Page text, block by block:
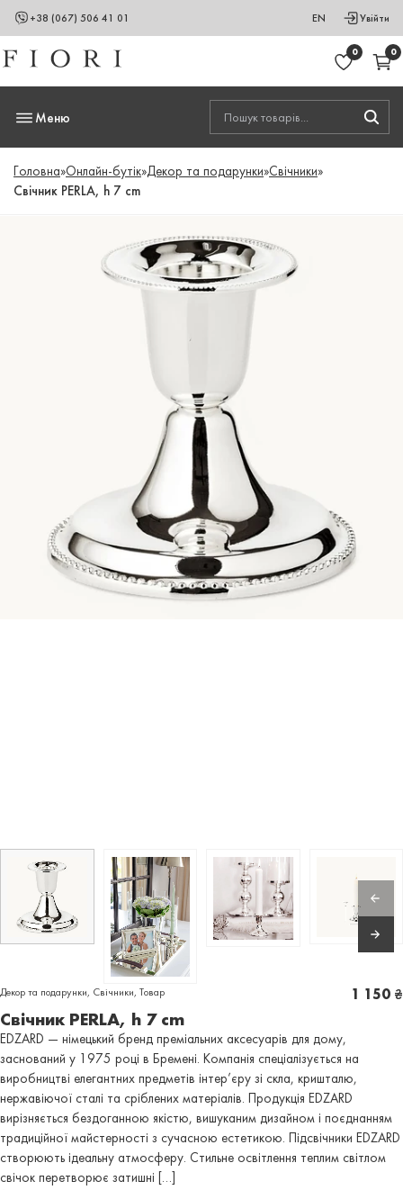
+38 (067) 506 41 01 EN Увійти
0 0
Меню
Головна»Онлайн-бутік»Декор та подарунки»Свічники»
Свічник PERLA, h 7 cm
Декор та подарунки, Свічники, Товар
Свічник PERLA, h 7 cm
1 150 ₴
EDZARD — німецький бренд преміальних аксесуарів для дому,
заснований у 1975 році в Бремені. Компанія спеціалізується на
виробництві елегантних предметів інтер’єру зі скла, кришталю,
нержавіючої сталі та сріблених матеріалів. Продукція EDZARD
вирізняється бездоганною якістю, вишуканим дизайном і поєднанням
традиційної майстерності з сучасною естетикою. Підсвічники EDZARD
створюють ідеальну атмосферу. Стильне освітлення теплим світлом
свічок перетворює затишні […]